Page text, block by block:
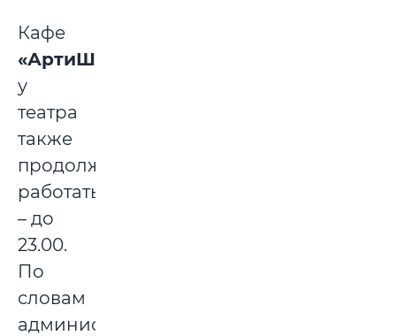
Кафе
«АртиШОК»
у
театра
также
продолжает
работать
– до
23.00.
По
словам
администратора